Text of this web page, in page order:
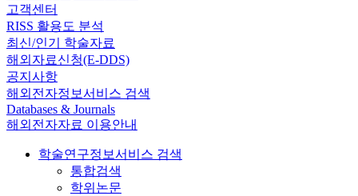
고객센터
RISS 활용도 분석
최신/인기 학술자료
해외자료신청(E-DDS)
공지사항
해외전자정보서비스 검색
Databases & Journals
해외전자자료 이용안내
학술연구정보서비스 검색
통합검색
학위논문